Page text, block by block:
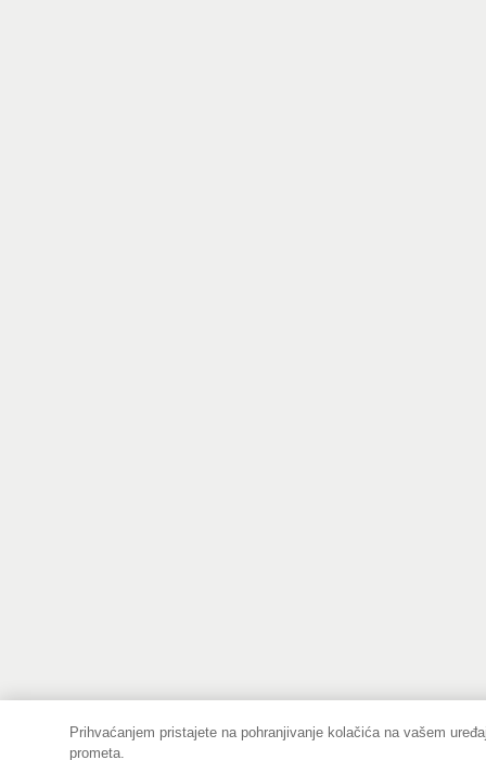
Prihvaćanjem pristajete na pohranjivanje kolačića na vašem
prometa.